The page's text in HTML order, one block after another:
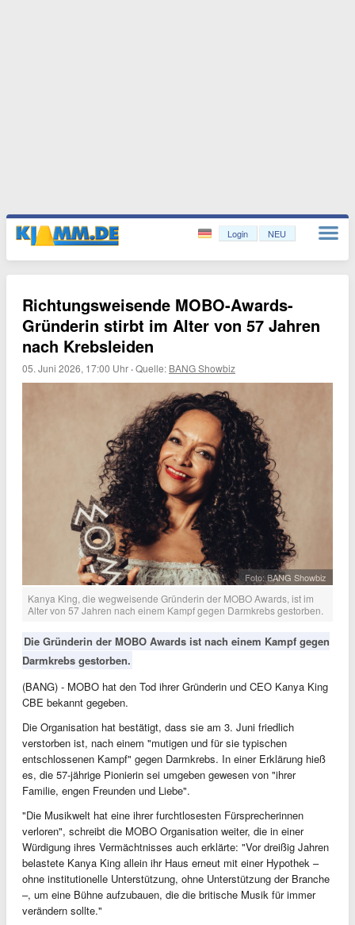
Login NEU
Richtungsweisende MOBO-Awards-
Gründerin stirbt im Alter von 57 Jahren
nach Krebsleiden
05. Juni 2026, 17:00 Uhr ·Quelle: BANG Showbiz
Foto: BANG Showbiz
Kanya King, die wegweisende Gründerin der MOBO Awards, ist im
Alter von 57 Jahren nach einem Kampf gegen Darmkrebs gestorben.
Die Gründerin der MOBO Awards ist nach einem Kampf gegen
Darmkrebs gestorben.
(BANG) - MOBO hat den Tod ihrer Gründerin und CEO Kanya King
CBE bekannt gegeben.
Die Organisation hat bestätigt, dass sie am 3. Juni friedlich
verstorben ist, nach einem "mutigen und für sie typischen
entschlossenen Kampf" gegen Darmkrebs. In einer Erklärung hieß
es, die 57-jährige Pionierin sei umgeben gewesen von "ihrer
Familie, engen Freunden und Liebe".
"Die Musikwelt hat eine ihrer furchtlosesten Fürsprecherinnen
verloren", schreibt die MOBO Organisation weiter, die in einer
Würdigung ihres Vermächtnisses auch erklärte: "Vor dreißig Jahren
belastete Kanya King allein ihr Haus erneut mit einer Hypothek –
ohne institutionelle Unterstützung, ohne Unterstützung der Branche
–, um eine Bühne aufzubauen, die die britische Musik für immer
verändern sollte."